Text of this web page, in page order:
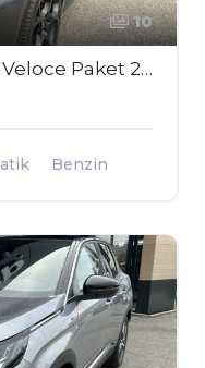
10
ALFA ROMEO Stelvio Ti + Veloce Paket 2,0 16V 280 AT8 Q4
Benzin